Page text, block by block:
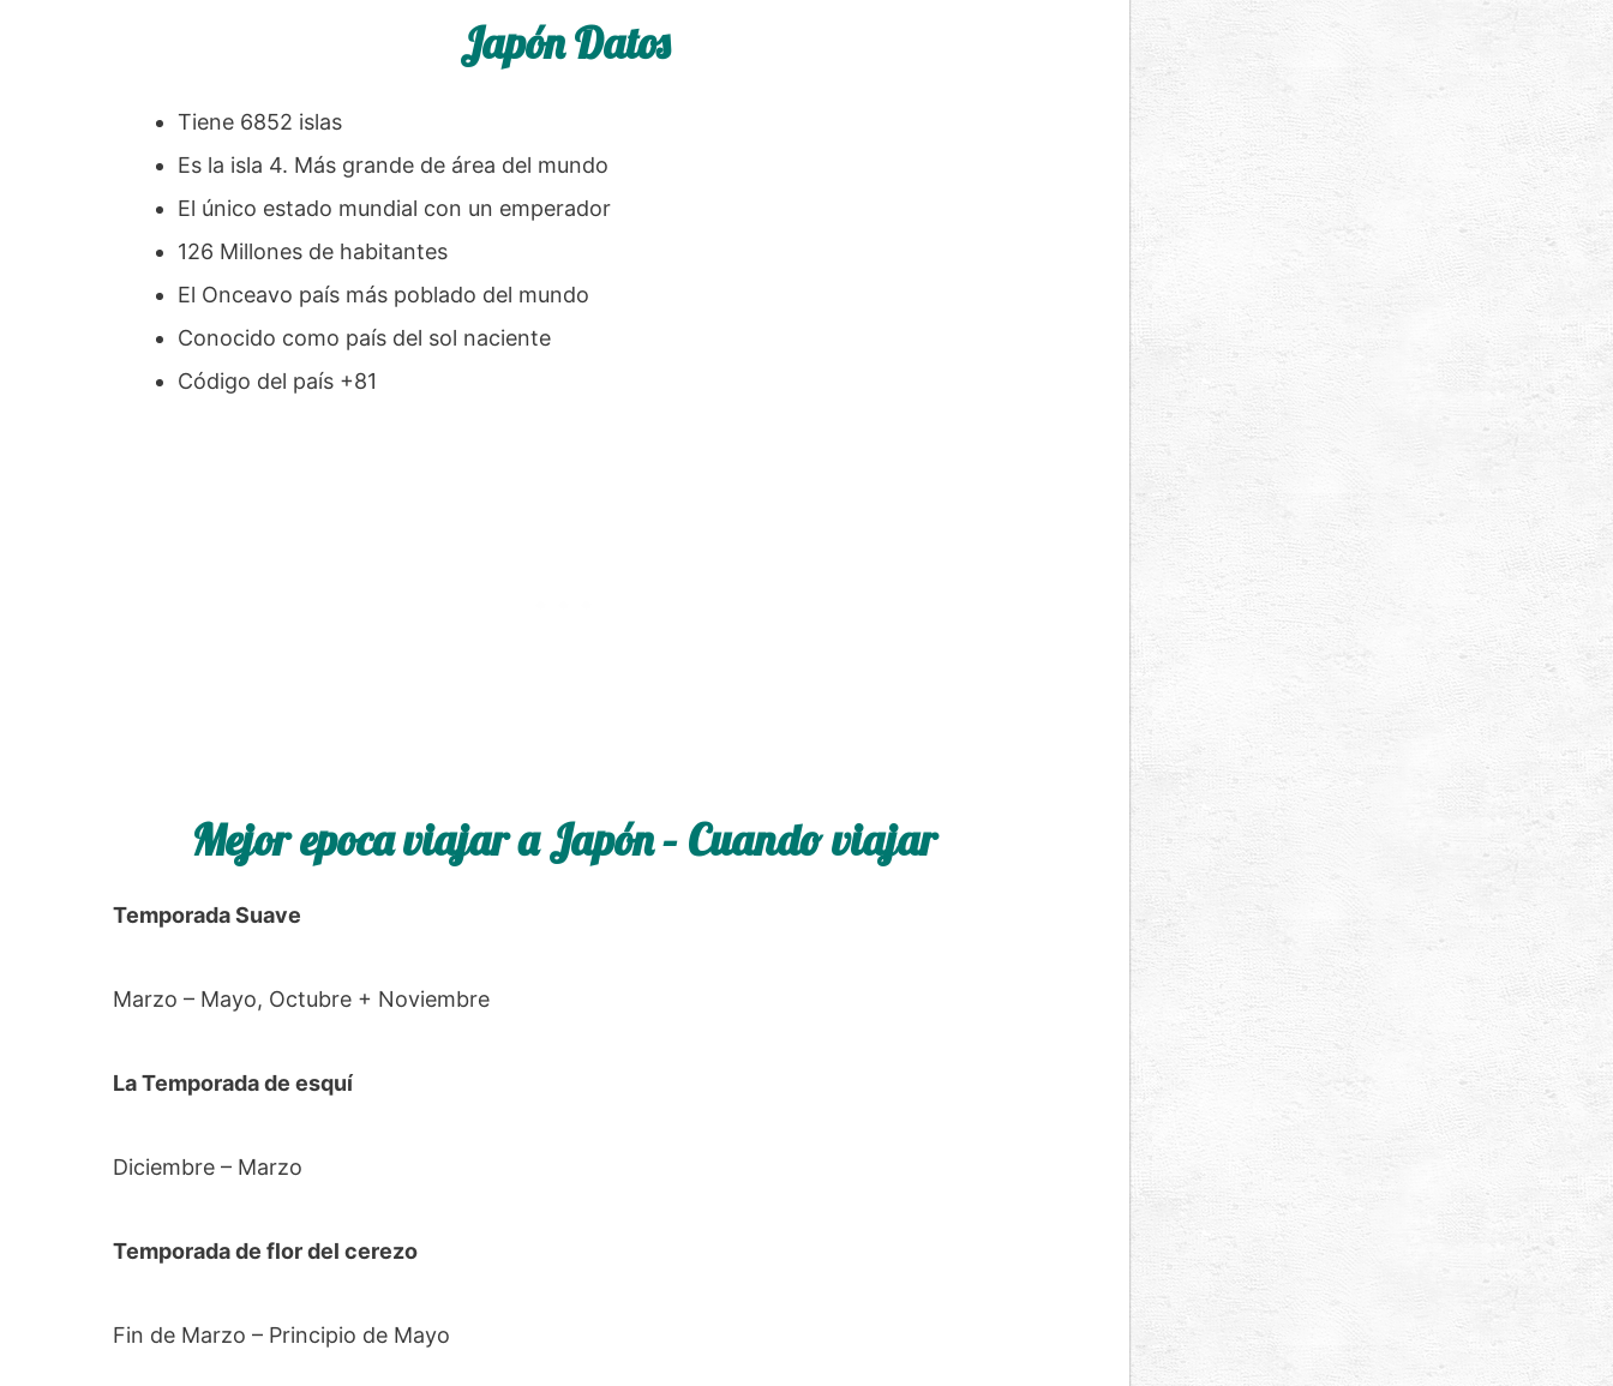
Japón Datos
Tiene 6852 islas
Es la isla 4. Más grande de área del mundo
El único estado mundial con un emperador
126 Millones de habitantes
El Onceavo país más poblado del mundo
Conocido como país del sol naciente
Código del país +81
Mejor epoca viajar a Japón – Cuando viajar
Temporada Suave
Marzo – Mayo, Octubre + Noviembre
La Temporada de esquí
Diciembre – Marzo
Temporada de flor del cerezo
Fin de Marzo – Principio de Mayo